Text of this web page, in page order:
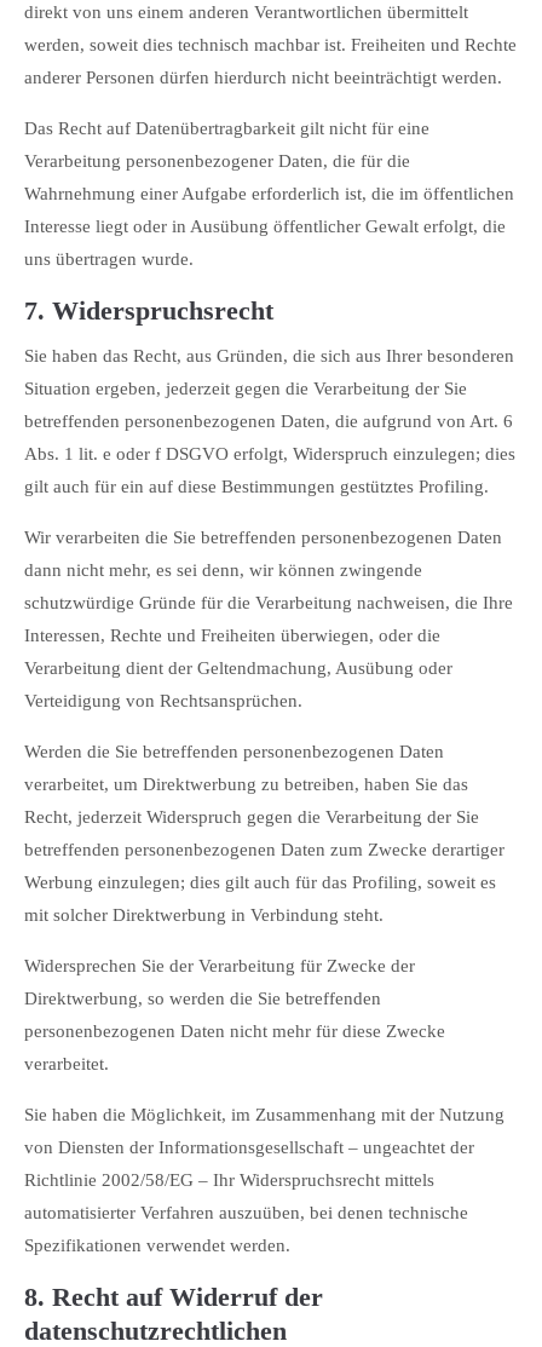
direkt von uns einem anderen Verantwortlichen übermittelt
werden, soweit dies technisch machbar ist. Freiheiten und Rechte
anderer Personen dürfen hierdurch nicht beeinträchtigt werden.
Das Recht auf Datenübertragbarkeit gilt nicht für eine
Verarbeitung personenbezogener Daten, die für die
Wahrnehmung einer Aufgabe erforderlich ist, die im öffentlichen
Interesse liegt oder in Ausübung öffentlicher Gewalt erfolgt, die
uns übertragen wurde.
7. Widerspruchsrecht
Sie haben das Recht, aus Gründen, die sich aus Ihrer besonderen
Situation ergeben, jederzeit gegen die Verarbeitung der Sie
betreffenden personenbezogenen Daten, die aufgrund von Art. 6
Abs. 1 lit. e oder f DSGVO erfolgt, Widerspruch einzulegen; dies
gilt auch für ein auf diese Bestimmungen gestütztes Profiling.
Wir verarbeiten die Sie betreffenden personenbezogenen Daten
dann nicht mehr, es sei denn, wir können zwingende
schutzwürdige Gründe für die Verarbeitung nachweisen, die Ihre
Interessen, Rechte und Freiheiten überwiegen, oder die
Verarbeitung dient der Geltendmachung, Ausübung oder
Verteidigung von Rechtsansprüchen.
Werden die Sie betreffenden personenbezogenen Daten
verarbeitet, um Direktwerbung zu betreiben, haben Sie das
Recht, jederzeit Widerspruch gegen die Verarbeitung der Sie
betreffenden personenbezogenen Daten zum Zwecke derartiger
Werbung einzulegen; dies gilt auch für das Profiling, soweit es
mit solcher Direktwerbung in Verbindung steht.
Widersprechen Sie der Verarbeitung für Zwecke der
Direktwerbung, so werden die Sie betreffenden
personenbezogenen Daten nicht mehr für diese Zwecke
verarbeitet.
Sie haben die Möglichkeit, im Zusammenhang mit der Nutzung
von Diensten der Informationsgesellschaft – ungeachtet der
Richtlinie 2002/58/EG – Ihr Widerspruchsrecht mittels
automatisierter Verfahren auszuüben, bei denen technische
Spezifikationen verwendet werden.
8. Recht auf Widerruf der
datenschutzrechtlichen